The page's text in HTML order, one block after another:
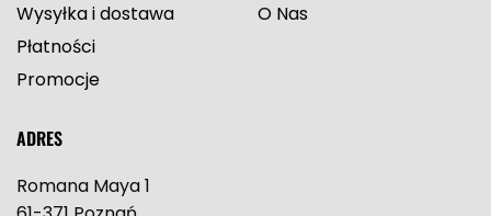
Wysyłka i dostawa
Płatności
Promocje
O Nas
ADRES
Romana Maya 1